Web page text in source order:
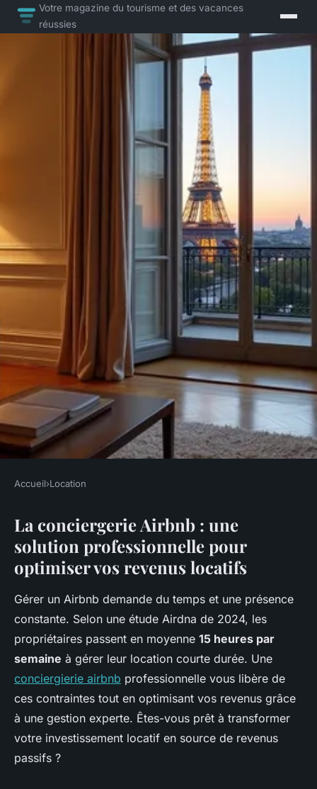
Votre magazine du tourisme et des vacances
réussies
Découvrez les avantages de la
conciergerie Airbnb avec
Ouikey
Isaac• 21 février 2026•7 min de lecture
Accueil›Location
La conciergerie Airbnb : une
solution professionnelle pour
optimiser vos revenus locatifs
Gérer un Airbnb demande du temps et une présence
constante. Selon une étude Airdna de 2024, les
propriétaires passent en moyenne 15 heures par
semaine à gérer leur location courte durée. Une
conciergierie airbnb professionnelle vous libère de
ces contraintes tout en optimisant vos revenus grâce
à une gestion experte. Êtes-vous prêt à transformer
votre investissement locatif en source de revenus
passifs ?